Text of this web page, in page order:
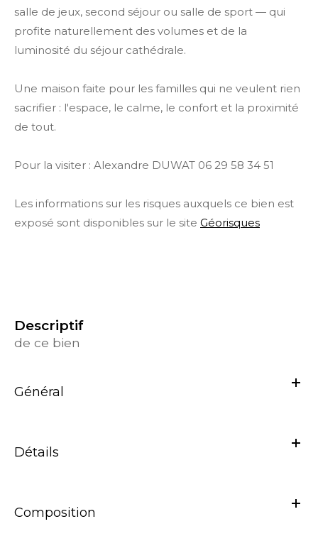
salle de jeux, second séjour ou salle de sport — qui
profite naturellement des volumes et de la
luminosité du séjour cathédrale.
Une maison faite pour les familles qui ne veulent rien
sacrifier : l'espace, le calme, le confort et la proximité
de tout.
Pour la visiter : Alexandre DUWAT 06 29 58 34 51
Les informations sur les risques auxquels ce bien est
exposé sont disponibles sur le site Géorisques
descriptif
de ce bien
Général
Détails
Composition